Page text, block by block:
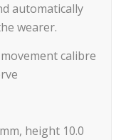
automatically
wearer.
calibre
height 10.0